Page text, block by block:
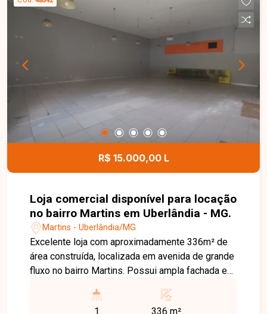
4 banheiros, cobertura em estrutura metálica e 4
vagas de estacionamento frontal, oferecendo um
ambiente moderno e funcional. O espaço é
perfeito para auto center, loja de motos,
sorveteria, distribuidora, entre outros segmentos
que buscam qualidade e praticidade em um ponto
comercial de grande potencial. Agende uma visita
e venha conhecer esta excelente oportunidade!
Nossa equipe está à disposição para apresentar
todos os detalhes e ajudar você a instalar seu
negócio em um endereço estratégico e
R$ 15.000,00 L
Loja comercial disponível para locação
no bairro Martins em Uberlândia - MG.
Martins - Uberlândia/MG
Excelente loja com aproximadamente 336m² de
área construída, localizada em avenida de grande
fluxo no bairro Martins. Possui ampla fachada e
possibilidade de unificação total do espaço, ideal
1 336 m²